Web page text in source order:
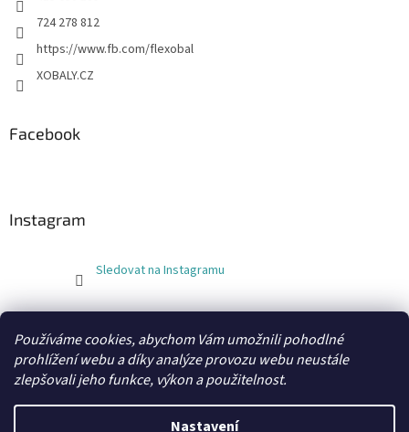
Používáme cookies, abychom Vám umožnili pohodlné
prohlížení webu a díky analýze provozu webu neustále
zlepšovali jeho funkce, výkon a použitelnost.
Nastavení
724 278 812
https://www.fb.com/flexobal
XOBALY.CZ
Facebook
Instagram
Sledovat na Instagramu